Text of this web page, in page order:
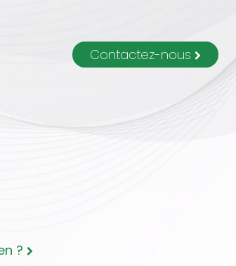
Contactez-nous
?